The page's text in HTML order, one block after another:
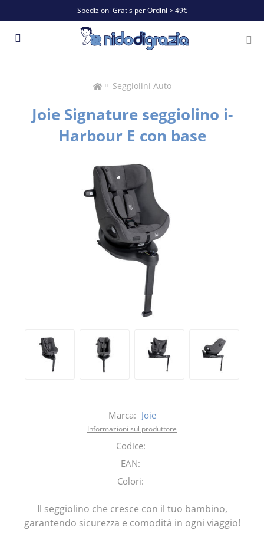
Spedizioni Gratis per Ordini > 49€
Seggiolini Auto
Joie Signature seggiolino i-
Harbour E con base
Marca: Joie
Informazioni sul produttore
Codice:
EAN:
Colori:
Il seggiolino che cresce con il tuo bambino,
garantendo sicurezza e comodità in ogni viaggio!